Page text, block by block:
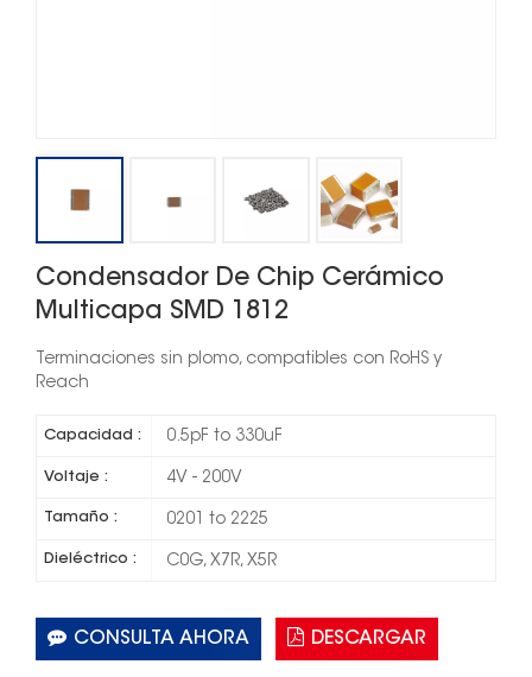
Condensador De Chip Cerámico
Multicapa SMD 1812
Terminaciones sin plomo, compatibles con RoHS y
Reach
Capacidad : 0.5pF to 330uF
Voltaje : 4V - 200V
Tamaño : 0201 to 2225
Dieléctrico : C0G, X7R, X5R
CONSULTA AHORA DESCARGAR